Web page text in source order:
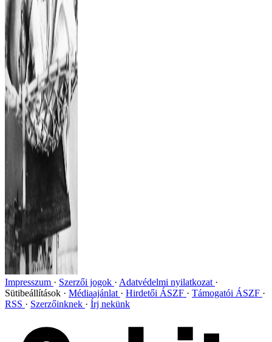
Impresszum Szerzői jogok
Adatvédelmi nyilatkozat
Sütibeállítások
Médiaajánlat Hirdetői ÁSZF
Támogatói ÁSZF
RSS
Szerzőinknek Írj nekünk